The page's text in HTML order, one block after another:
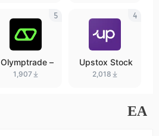
Upstox Stock
s IPO Mutual
2,018
4
Olymptrade –
Trading online
1,907
5
EA